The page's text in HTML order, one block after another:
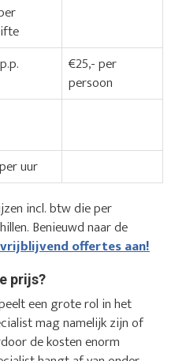
€25,- per
persoon
uur
incl. btw die per
Benieuwd naar de
offertes aan!
prijs?
een grote rol in het
mag namelijk zijn of
de kosten enorm